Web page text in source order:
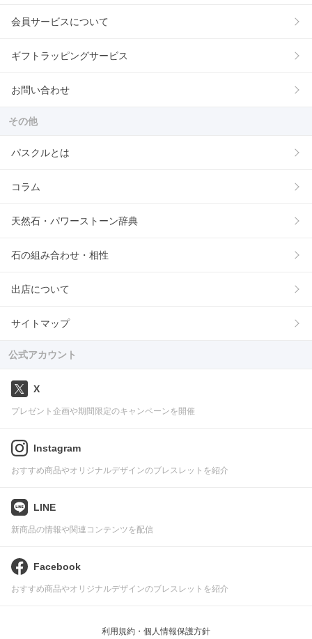
会員サービスについて
ギフトラッピングサービス
お問い合わせ
その他
パスクルとは
コラム
天然石・パワーストーン辞典
石の組み合わせ・相性
出店について
サイトマップ
公式アカウント
X
プレゼント企画や期間限定のキャンペーンを開催
Instagram
おすすめ商品やオリジナルデザインのブレスレットを紹介
LINE
新商品の情報や関連コンテンツを配信
Facebook
おすすめ商品やオリジナルデザインのブレスレットを紹介
利用規約・個人情報保護方針